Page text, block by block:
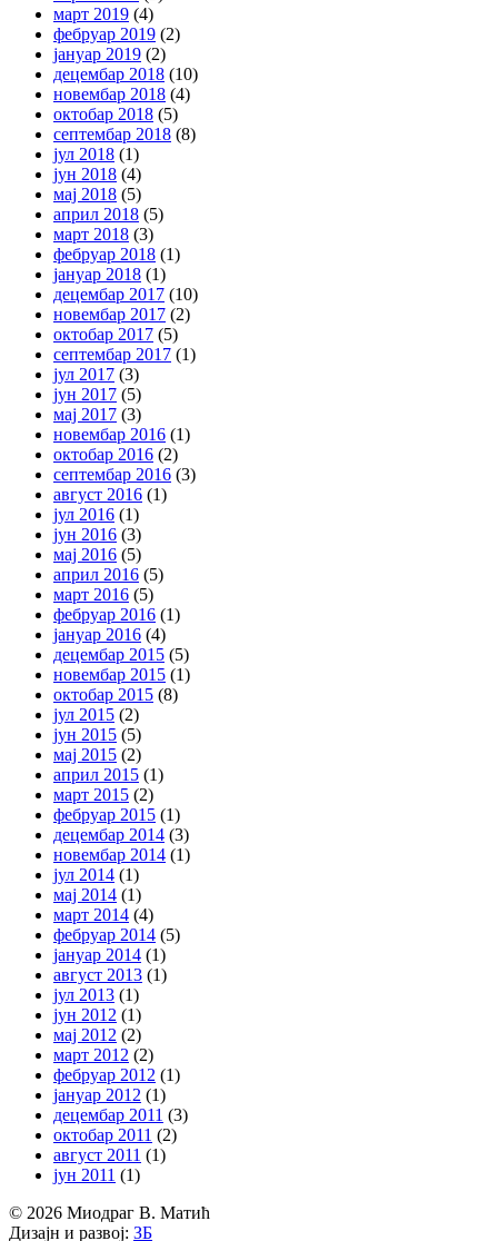
март 2019 (4)
фебруар 2019 (2)
јануар 2019 (2)
децембар 2018 (10)
новембар 2018 (4)
октобар 2018 (5)
септембар 2018 (8)
јул 2018 (1)
јун 2018 (4)
мај 2018 (5)
април 2018 (5)
март 2018 (3)
фебруар 2018 (1)
јануар 2018 (1)
децембар 2017 (10)
новембар 2017 (2)
октобар 2017 (5)
септембар 2017 (1)
јул 2017 (3)
јун 2017 (5)
мај 2017 (3)
новембар 2016 (1)
октобар 2016 (2)
септембар 2016 (3)
август 2016 (1)
јул 2016 (1)
јун 2016 (3)
мај 2016 (5)
април 2016 (5)
март 2016 (5)
фебруар 2016 (1)
јануар 2016 (4)
децембар 2015 (5)
новембар 2015 (1)
октобар 2015 (8)
јул 2015 (2)
јун 2015 (5)
мај 2015 (2)
април 2015 (1)
март 2015 (2)
фебруар 2015 (1)
децембар 2014 (3)
новембар 2014 (1)
јул 2014 (1)
мај 2014 (1)
март 2014 (4)
фебруар 2014 (5)
јануар 2014 (1)
август 2013 (1)
јул 2013 (1)
јун 2012 (1)
мај 2012 (2)
март 2012 (2)
фебруар 2012 (1)
јануар 2012 (1)
децембар 2011 (3)
октобар 2011 (2)
август 2011 (1)
јун 2011 (1)
© 2026 Миодраг В. Матић
Дизајн и развој: ЗБ